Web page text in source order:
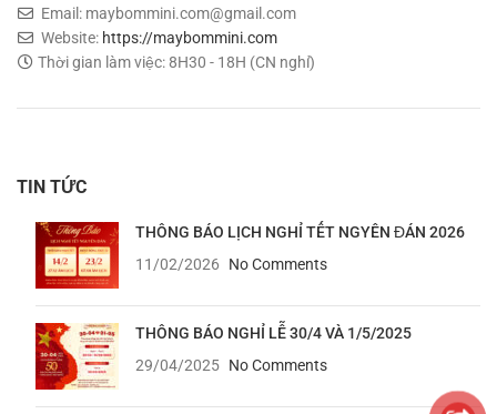
Email: maybommini.com@gmail.com
Website: https://maybommini.com
Thời gian làm việc: 8H30 - 18H (CN nghỉ)
TIN TỨC
THÔNG BÁO LỊCH NGHỈ TẾT NGYÊN ĐÁN 2026
11/02/2026
No Comments
THÔNG BÁO NGHỈ LỄ 30/4 VÀ 1/5/2025
29/04/2025 No Comments